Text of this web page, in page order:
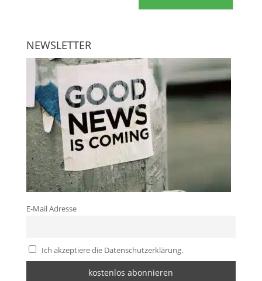
NEWSLETTER
E-Mail Adresse
Ich akzeptiere die Datenschutzerklärung.